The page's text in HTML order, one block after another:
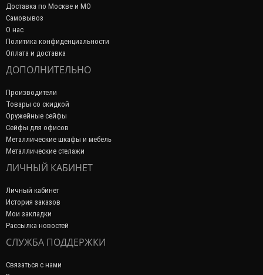
Доставка по Москве и МО
Самовывоз
О нас
Политика конфиденциальности
Оплата и доставка
ДОПОЛНИТЕЛЬНО
Производители
Товары со скидкой
Оружейные сейфы
Сейфы для офисов
Металлические шкафы и мебель
Металлические стелажи
ЛИЧНЫЙ КАБИНЕТ
Личный кабинет
История заказов
Мои закладки
Рассылка новостей
СЛУЖБА ПОДДЕРЖКИ
Связаться с нами